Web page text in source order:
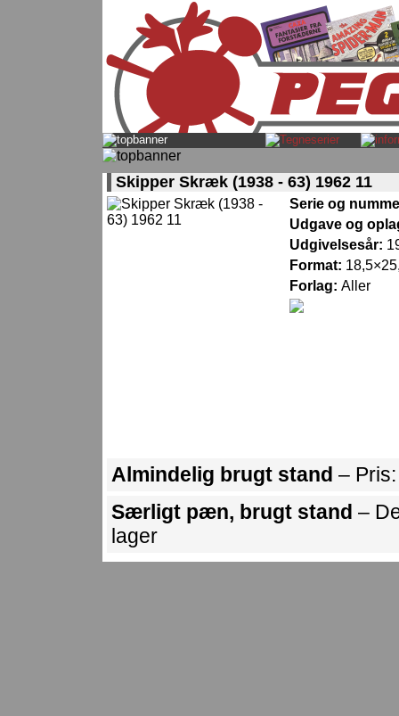
Skipper Skræk (1938 - 63) 1962 11
Serie og
Udgave og
Udgivelsesår:
Format:
Forlag: Aller
Almindelig brugt stand –
Særligt pæn, brugt stand –
lager